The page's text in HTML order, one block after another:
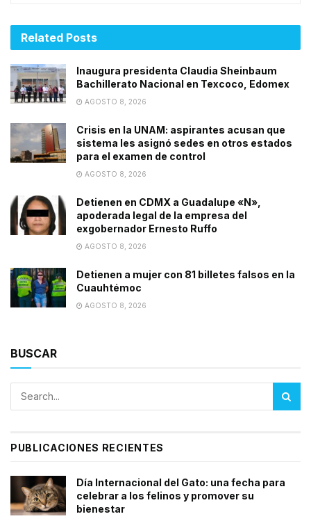
Related Posts
Inaugura presidenta Claudia Sheinbaum
Bachillerato Nacional en Texcoco, Edomex
AGOSTO 8, 2026
Crisis en la UNAM: aspirantes acusan que
sistema les asignó sedes en otros estados
para el examen de control
AGOSTO 8, 2026
Detienen en CDMX a Guadalupe «N»,
apoderada legal de la empresa del
exgobernador Ernesto Ruffo
AGOSTO 8, 2026
Detienen a mujer con 81 billetes falsos en la
Cuauhtémoc
AGOSTO 8, 2026
BUSCAR
PUBLICACIONES RECIENTES
Día Internacional del Gato: una fecha para
celebrar a los felinos y promover su
bienestar